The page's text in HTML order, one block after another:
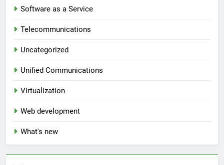
Software as a Service
Telecommunications
Uncategorized
Unified Communications
Virtualization
Web development
What's new